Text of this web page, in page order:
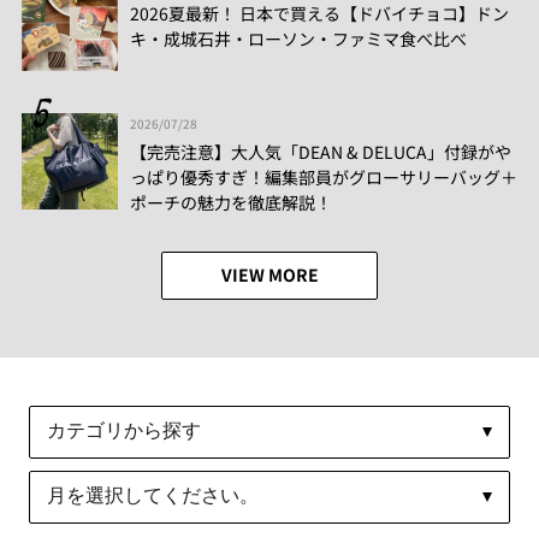
2026夏最新！ 日本で買える【ドバイチョコ】ドン
キ・成城石井・ローソン・ファミマ食べ比べ
2026/07/28
【完売注意】大人気「DEAN & DELUCA」付録がや
っぱり優秀すぎ！編集部員がグローサリーバッグ＋
ポーチの魅力を徹底解説！
VIEW MORE